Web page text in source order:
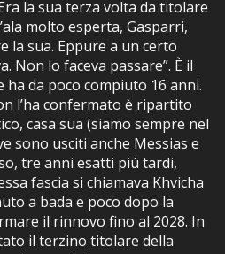
la sua terza volta da titolare
molto esperta, Gasparri,
la sua. Eppure a un certo
Non lo faceva passare”. È il
ha da poco compiuto 16 anni.
l’ha confermato è ripartito
casa sua (siamo sempre nel
sono usciti anche Messias e
tre anni esatti più tardi,
fascia si chiamava Khvicha
a bada e poco dopo la
il rinnovo fino al 2028. In
il terzino titolare della